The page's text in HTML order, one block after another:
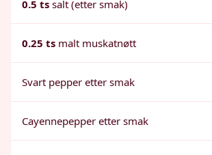
0.5 ts salt (etter smak)
0.25 ts malt muskatnøtt
Svart pepper etter smak
Cayennepepper etter smak